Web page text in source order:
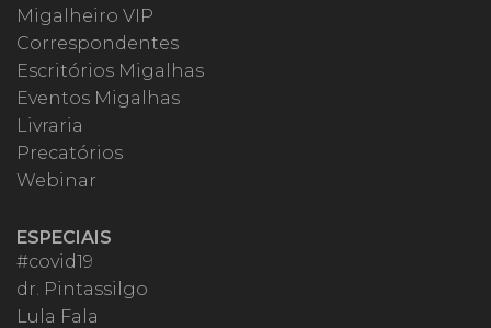
Migalheiro VIP
Correspondentes
Escritórios Migalhas
Eventos Migalhas
Livraria
Precatórios
Webinar
ESPECIAIS
#covid19
dr. Pintassilgo
Lula Fala